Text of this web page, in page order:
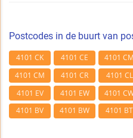
Postcodes in de buurt van
4101 CK 4101 CE 4101 CM
4101 CM
4101 CR 4101 CL
4101 EV
4101 EW 4101
4101 BV
4101 BW 4101 BT